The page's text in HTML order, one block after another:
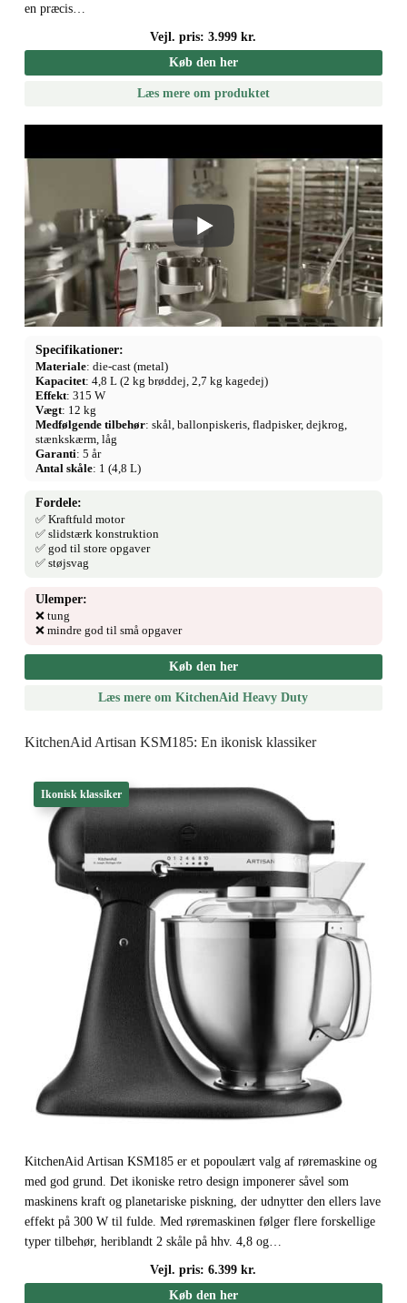
en præcis…
Vejl. pris: 3.999 kr.
Køb den her
Læs mere om produktet
Specifikationer:
Materiale: die-cast (metal)
Kapacitet: 4,8 L (2 kg brøddej, 2,7 kg kagedej)
Effekt: 315 W
Vægt: 12 kg
Medfølgende tilbehør: skål, ballonpiskeris, fladpisker, dejkrog,
stænkskærm, låg
Garanti: 5 år
Antal skåle: 1 (4,8 L)
Fordele:
✅ Kraftfuld motor
✅ slidstærk konstruktion
✅ god til store opgaver
✅ støjsvag
Ulemper:
❌ tung
❌ mindre god til små opgaver
Køb den her
Læs mere om KitchenAid Heavy Duty
KitchenAid Artisan KSM185: En ikonisk klassiker
Ikonisk klassiker
KitchenAid Artisan KSM185 er et popoulært valg af røremaskine og
med god grund. Det ikoniske retro design imponerer såvel som
maskinens kraft og planetariske piskning, der udnytter den ellers lave
effekt på 300 W til fulde. Med røremaskinen følger flere forskellige
typer tilbehør, heriblandt 2 skåle på hhv. 4,8 og…
Vejl. pris: 6.399 kr.
Køb den her